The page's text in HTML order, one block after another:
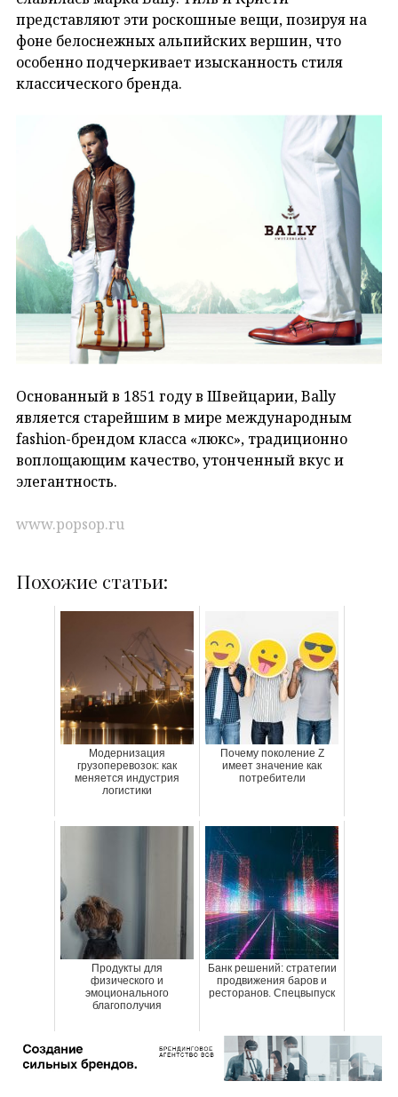
представляют эти роскошные вещи, позируя на
фоне белоснежных альпийских вершин, что
особенно подчеркивает изысканность стиля
классического бренда.
Основанный в 1851 году в Швейцарии, Bally
является старейшим в мире международным
fashion-брендом класса «люкс», традиционно
воплощающим качество, утонченный вкус и
элегантность.
www.popsop.ru
Похожие статьи:
Модернизация
грузоперевозок: как
меняется индустрия
логистики
Почему поколение Z
имеет значение как
потребители
Продукты для
физического и
эмоционального
благополучия
Банк решений: стратегии
продвижения баров и
ресторанов. Спецвыпуск